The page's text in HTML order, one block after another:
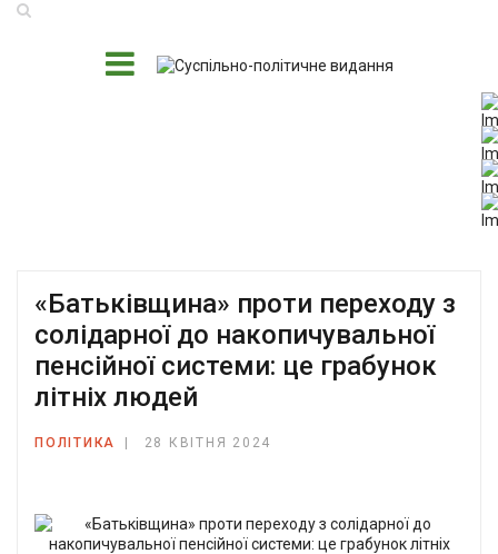
«Батьківщина» проти переходу з
солідарної до накопичувальної
пенсійної системи: це грабунок
літніх людей
ПОЛІТИКА 28 КВІТНЯ 2024